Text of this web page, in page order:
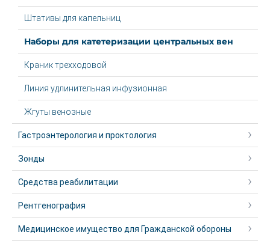
Штативы для капельниц
Наборы для катетеризации центральных вен
Краник трехходовой
Линия удлинительная инфузионная
Жгуты венозные
Гастроэнтерология и проктология
Зонды
Средства реабилитации
Рентгенография
Медицинское имущество для Гражданской обороны